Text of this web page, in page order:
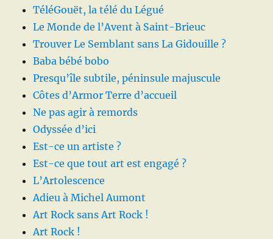
TéléGouët, la télé du Légué
Le Monde de l’Avent à Saint-Brieuc
Trouver Le Semblant sans La Gidouille ?
Baba bébé bobo
Presqu’île subtile, péninsule majuscule
Côtes d’Armor Terre d’accueil
Ne pas agir à remords
Odyssée d’ici
Est-ce un artiste ?
Est-ce que tout art est engagé ?
L’Artolescence
Adieu à Michel Aumont
Art Rock sans Art Rock !
Art Rock !